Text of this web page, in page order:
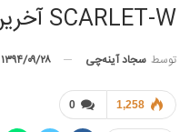
SCARLET-W آخرین محصول RED
توسط سجاد آینه‌چی ۱۳۹۴/۰۹/۲۸
0 1,258